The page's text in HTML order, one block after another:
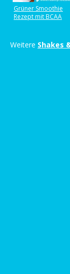
Grüner Smoothie
Rezept mit BCAA
Weitere Shakes